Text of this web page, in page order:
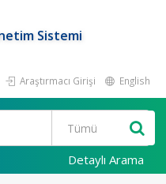
Sistemi
Araştırmacı Girişi English
Detaylı Arama